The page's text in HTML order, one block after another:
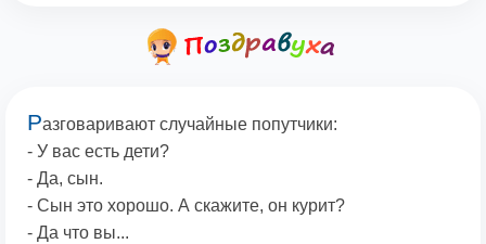
Разговаривают случайные попутчики:
- У вас есть дети?
- Да, сын.
- Сын это хорошо. А скажите, он курит?
- Да что вы...